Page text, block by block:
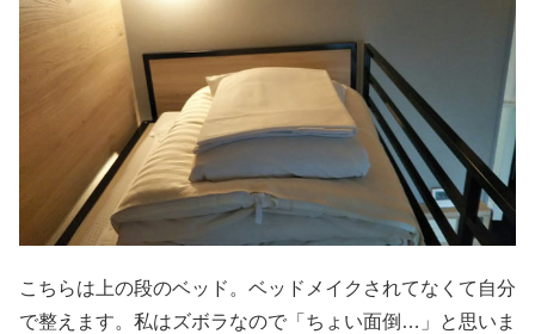
こちらは上の段のベッド。ベッドメイクされてなくて自分
で整えます。私はズボラなので「ちょい面倒…」と思いま